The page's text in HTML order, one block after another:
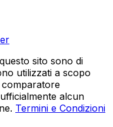
sito sono di
utilizzati a scopo
alcun
Termini e Condizioni